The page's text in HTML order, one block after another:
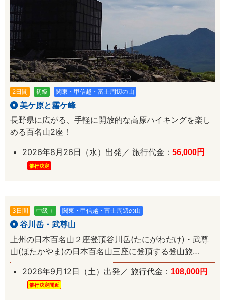
2日間 初級 関東・甲信越・富士周辺の山
美ケ原と霧ケ峰
長野県に広がる、手軽に開放的な高原ハイキングを楽し
める百名山2座！
2026年8月26日（水）出発／ 旅行代金： 56,000円
催行決定
3日間 中級＋ 関東・甲信越・富士周辺の山
谷川岳・武尊山
上州の日本百名山２座登頂谷川岳(たにがわだけ)・武尊
山(ほたかやま)の日本百名山三座に登頂する登山旅…
2026年9月12日（土）出発／ 旅行代金： 108,000円
催行決定間近